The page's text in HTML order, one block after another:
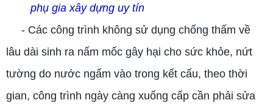
phụ gia xây dựng uy tín
- Các công trình không sử dụng chống thấm về
lâu dài sinh ra nấm mốc gây hại cho sức khỏe, nứt
tường do nước ngấm vào trong kết cấu, theo thời
gian, công trình ngày càng xuống cấp cần phải sửa